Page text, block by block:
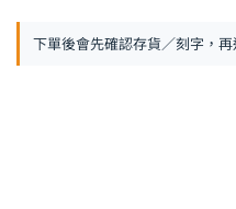
下單後會先確認存貨／刻字，